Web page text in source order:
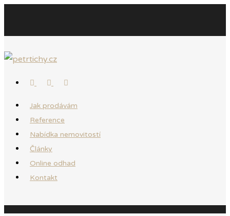
Jak prodávám
Reference
Nabídka nemovitostí
Články
Online odhad
Kontakt